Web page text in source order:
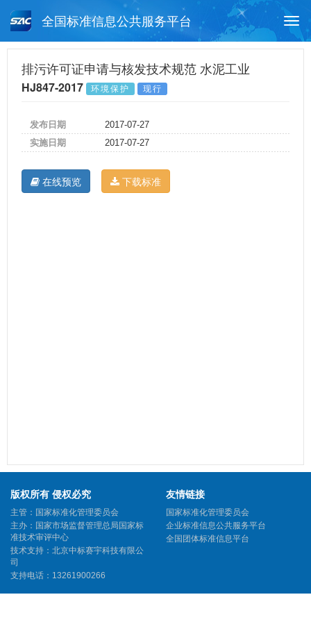
全国标准信息公共服务平台
月报查询 标准公告查询
排污许可证申请与核发技术规范 水泥工业
HJ847-2017 环境保护 现行
发布日期
2017-07-27
实施日期
2017-07-27
在线预览 下载标准
版权所有 侵权必究
主管：国家标准化管理委员会
主办：国家市场监督管理总局国家标
准技术审评中心
技术支持：北京中标赛宇科技有限公
司
支持电话：13261900266
友情链接
国家标准化管理委员会
企业标准信息公共服务平台
全国团体标准信息平台